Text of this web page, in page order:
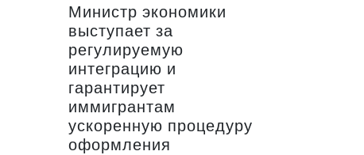
Министр экономики
выступает за
регулируемую
интеграцию и
гарантирует
иммигрантам
ускоренную процедуру
оформления